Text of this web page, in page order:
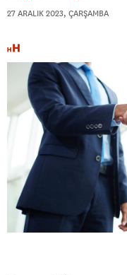
27 ARALIK 2023, ÇARŞAMBA